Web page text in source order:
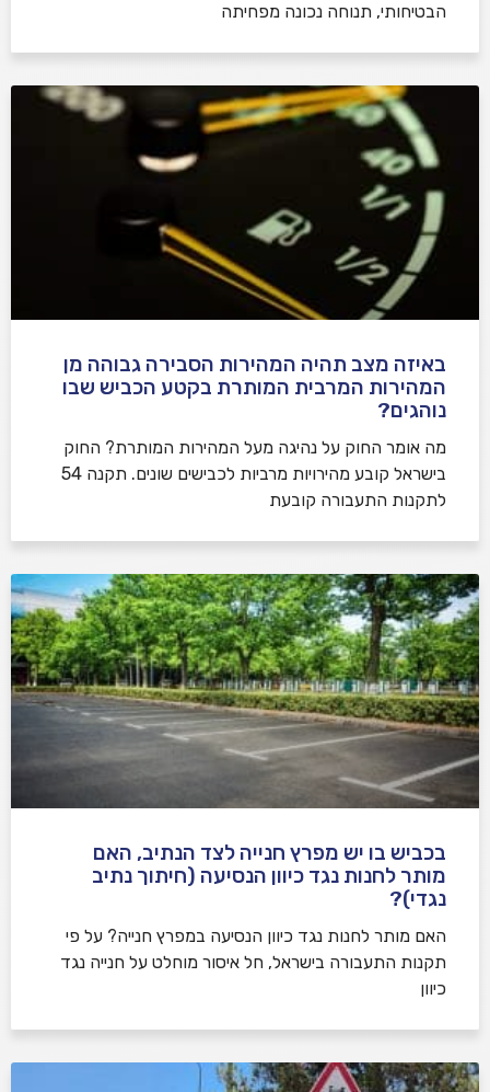
הבטיחותי, תנוחה נכונה מפחיתה
באיזה מצב תהיה המהירות הסבירה גבוהה מן
המהירות המרבית המותרת בקטע הכביש שבו
נוהגים?
​מה אומר החוק על נהיגה מעל המהירות המותרת? החוק
בישראל קובע מהירויות מרביות לכבישים שונים. תקנה 54
לתקנות התעבורה קובעת
בכביש בו יש מפרץ חנייה לצד הנתיב, האם
מותר לחנות נגד כיוון הנסיעה (חיתוך נתיב
נגדי)?
האם מותר לחנות נגד כיוון הנסיעה במפרץ חנייה? על פי
תקנות התעבורה בישראל, חל איסור מוחלט על חנייה נגד
כיוון